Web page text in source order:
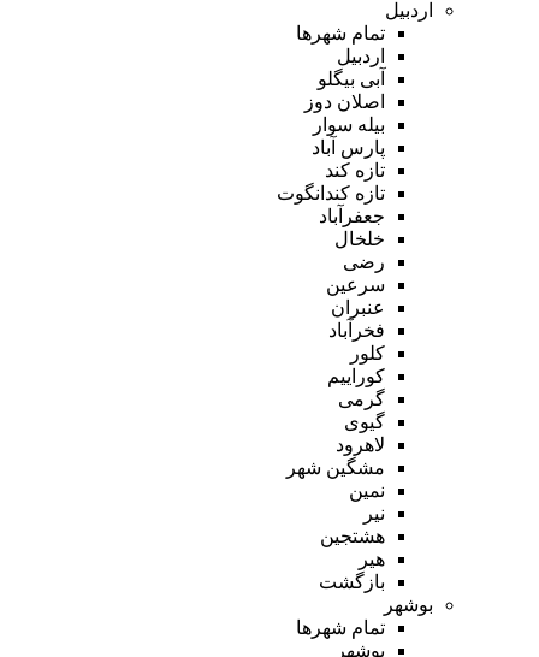
اردبیل
تمام شهر‌ها
اردبیل
آبی بیگلو
اصلان دوز
بیله سوار
پارس آباد
تازه کند
تازه کندانگوت
جعفرآباد
خلخال
رضی
سرعین
عنبران
فخرآباد
کلور
کوراییم
گرمی
گیوی
لاهرود
مشگین شهر
نمین
نیر
هشتجین
هیر
بازگشت
بوشهر
تمام شهر‌ها
بوشهر